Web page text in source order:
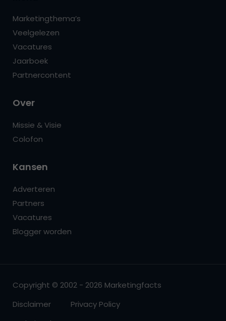
Marketingthema’s
Veelgelezen
Vacatures
Jaarboek
Partnercontent
Over
Missie & Visie
Colofon
Kansen
Adverteren
Partners
Vacatures
Blogger worden
Copyright © 2002 - 2026 Marketingfacts
Disclaimer
Privacy Policy